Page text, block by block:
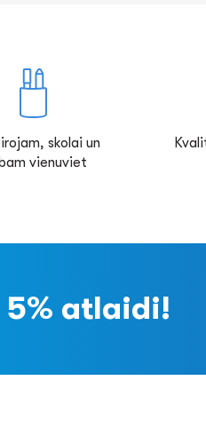
skolai un
vienuviet
5% atlaidi!